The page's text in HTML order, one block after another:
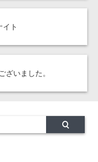
イト
ざいました。